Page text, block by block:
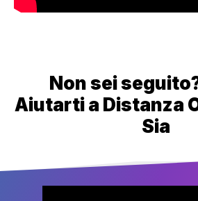
Non sei
Aiutarti a Distanza
Sia